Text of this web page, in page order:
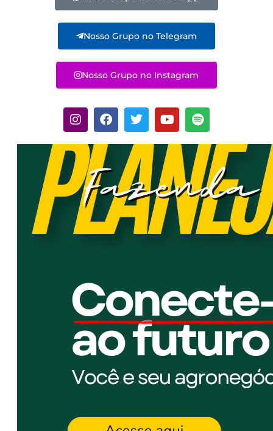
Nosso Grupo no Telegram
Nosso Grupo no Instagram